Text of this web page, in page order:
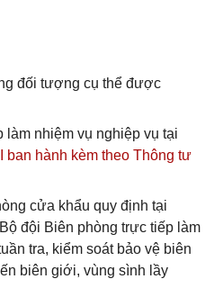
đối tượng cụ thể được
làm nhiệm vụ nghiệp vụ tại
ban hành kèm theo Thông tư
cửa khẩu quy định tại
đội Biên phòng trực tiếp làm
tra, kiểm soát bảo vệ biên
biên giới, vùng sình lầy